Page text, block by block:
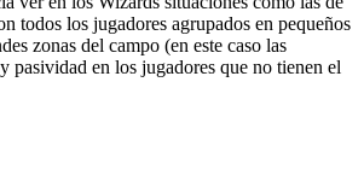
todos los jugadores agrupados en pequeños
zonas del campo (en este caso las
pasividad en los jugadores que no tienen el